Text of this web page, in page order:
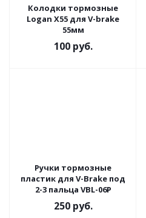
Колодки тормозные
Logan X55 для V-brake
55мм
100руб.
Ручки тормозные
пластик для V-Brake под
2-3 пальца VBL-06P
250руб.